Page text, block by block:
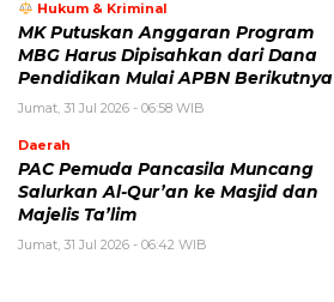
Hukum & Kriminal
MK Putuskan Anggaran Program
MBG Harus Dipisahkan dari Dana
Pendidikan Mulai APBN Berikutnya
Jumat, 31 Jul 2026 - 06:58 WIB
Daerah
PAC Pemuda Pancasila Muncang
Salurkan Al-Qur’an ke Masjid dan
Majelis Ta’lim
Jumat, 31 Jul 2026 - 06:42 WIB